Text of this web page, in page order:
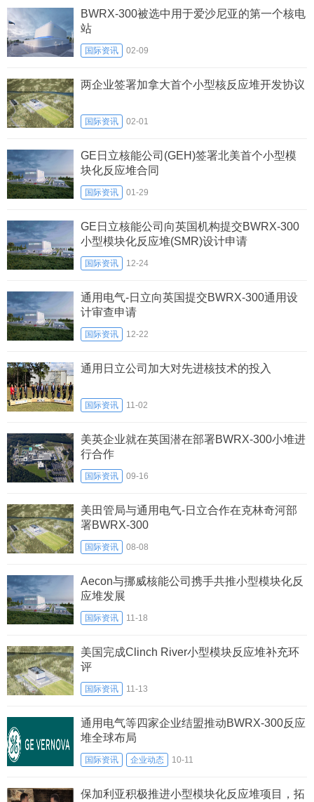
BWRX-300被选中用于爱沙尼亚的第一个核电
站
国际资讯 02-09
两企业签署加拿大首个小型核反应堆开发协议
国际资讯 02-01
GE日立核能公司(GEH)签署北美首个小型模
块化反应堆合同
国际资讯 01-29
GE日立核能公司向英国机构提交BWRX-300
小型模块化反应堆(SMR)设计申请
国际资讯 12-24
通用电气-日立向英国提交BWRX-300通用设
计审查申请
国际资讯 12-22
通用日立公司加大对先进核技术的投入
国际资讯 11-02
美英企业就在英国潜在部署BWRX-300小堆进
行合作
国际资讯 09-16
美田管局与通用电气-日立合作在克林奇河部
署BWRX-300
国际资讯 08-08
Aecon与挪威核能公司携手共推小型模块化反
应堆发展
国际资讯 11-18
美国完成Clinch River小型模块反应堆补充环
评
国际资讯 11-13
通用电气等四家企业结盟推动BWRX-300反应
堆全球布局
国际资讯 企业动态 10-11
保加利亚积极推进小型模块化反应堆项目，拓